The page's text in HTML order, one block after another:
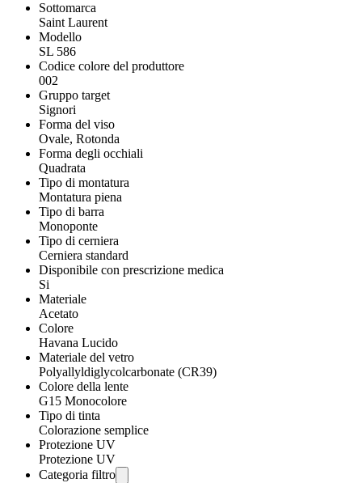
Sottomarca
Saint Laurent
Modello
SL 586
Codice colore del produttore
002
Gruppo target
Signori
Forma del viso
Ovale, Rotonda
Forma degli occhiali
Quadrata
Tipo di montatura
Montatura piena
Tipo di barra
Monoponte
Tipo di cerniera
Cerniera standard
Disponibile con prescrizione medica
Si
Materiale
Acetato
Colore
Havana Lucido
Materiale del vetro
Polyallyldiglycolcarbonate (CR39)
Colore della lente
G15 Monocolore
Tipo di tinta
Colorazione semplice
Protezione UV
Protezione UV
Categoria filtro